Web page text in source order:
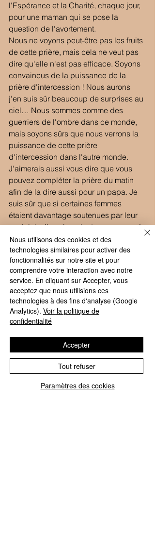
l'Espérance et la Charité, chaque jour,
pour une maman qui se pose la
question de l'avortement.
Nous ne voyons peut-être pas les fruits
de cette prière, mais cela ne veut pas
dire qu'elle n'est pas efficace. Soyons
convaincus de la puissance de la
prière d'intercession ! Nous aurons
j'en suis sûr beaucoup de surprises au
ciel… Nous sommes comme des
guerriers de l'ombre dans ce monde,
mais soyons sûrs que nous verrons la
puissance de cette prière
d'intercession dans l'autre monde.
J'aimerais aussi vous dire que vous
pouvez compléter la prière du matin
afin de la dire aussi pour un papa. Je
suis sûr que si certaines femmes
étaient davantage soutenues par leur
conjoint, elles n'auraient pas recours à
l'avortement. Prions pour ces hommes
pour qu'ils prennent leurs
responsabilités et qu'ils soient des
hommes debout. Nous pouvons les
confier à Saint-Joseph en disant tout
simplement à la suite de la prière du
matin : " Saint-Joseph, je te confie le
papa de cet enfant, guide-le ! "
Charité, car rien n'est impossible à
Nous utilisons des cookies et des
technologies similaires pour activer des
fonctionnalités sur notre site et pour
comprendre votre interaction avec notre
service. En cliquant sur Accepter, vous
acceptez que nous utilisions ces
technologies à des fins d'analyse (Google
Analytics). Voir la politique de
confidentialité
Paramètres des cookies
Tout refuser
Accepter